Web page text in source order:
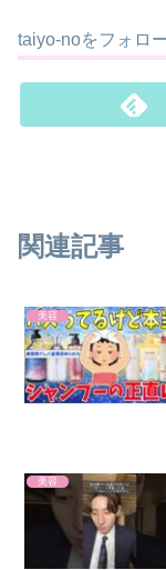
taiyo-noをフォロ
関連記事
美容
美容